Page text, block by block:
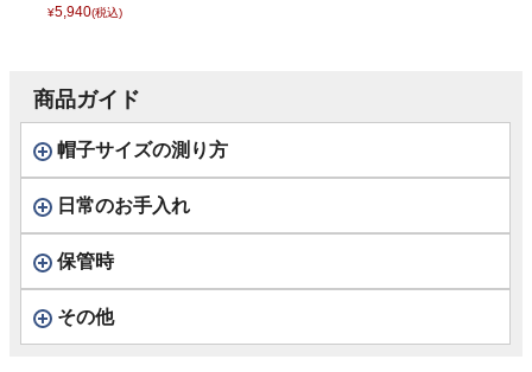
イル フェイスマス
¥5,940(税込)
商品ガイド
帽子サイズの測り方
日常のお手入れ
保管時
その他